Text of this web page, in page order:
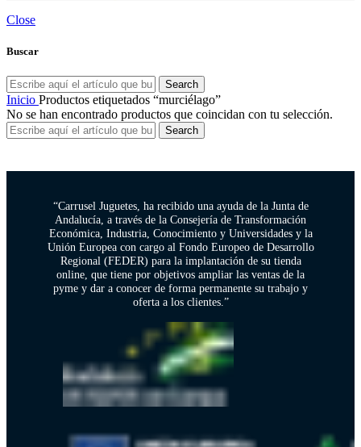
Close
Buscar
Search
Inicio Productos etiquetados “murciélago”
No se han encontrado productos que coincidan con tu selección.
Search
“Carrusel Juguetes, ha recibido una ayuda de la Junta de
Andalucía, a través de la Consejería de Transformación
Económica, Industria, Conocimiento y Universidades y la
Unión Europea con cargo al Fondo Europeo de Desarrollo
Regional (FEDER) para la implantación de su tienda
online, que tiene por objetivos ampliar las ventas de la
pyme y dar a conocer de forma permanente su trabajo y
oferta a los clientes.”